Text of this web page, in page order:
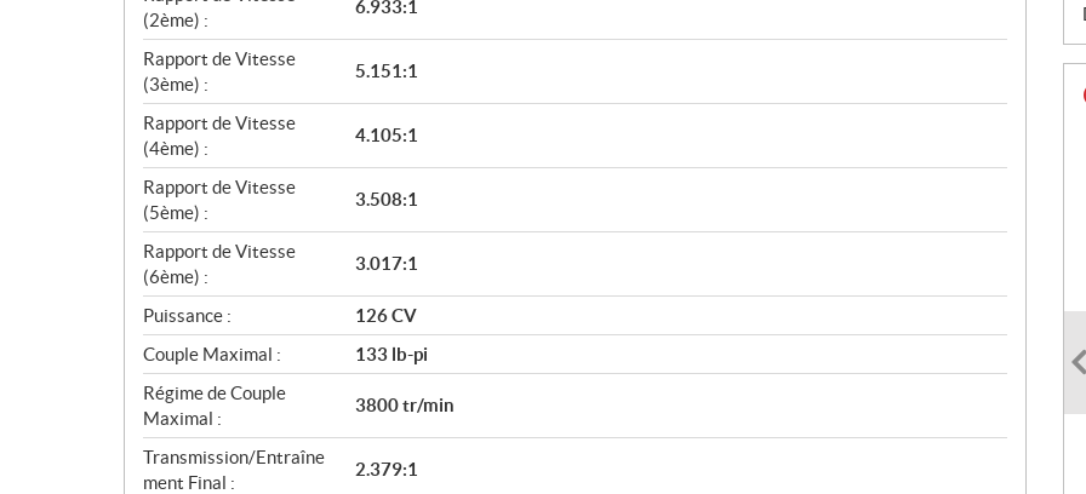
(2ème) :
6.933:1
Rapport de Vitesse
(3ème) :
5.151:1
Rapport de Vitesse
(4ème) :
4.105:1
Rapport de Vitesse
(5ème) :
3.508:1
Rapport de Vitesse
(6ème) :
3.017:1
Puissance :
126 CV
Couple Maximal :
133 lb-pi
Régime de Couple
Maximal :
3800 tr/min
Transmission/Entraîne
ment Final :
2.379:1